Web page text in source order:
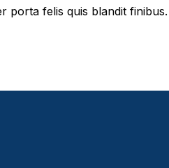
felis quis blandit